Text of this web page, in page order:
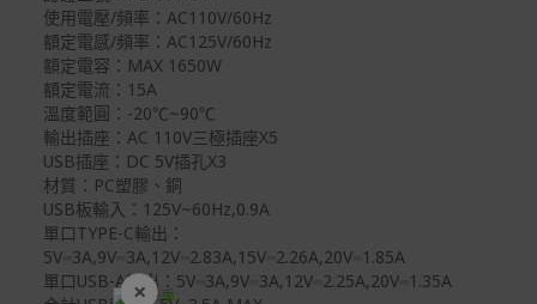
使用電壓/頻率：AC110V/60Hz
額定電感/頻率：AC125V/60Hz
額定電容：MAX 1650W
額定電流：15A
溫度範圓：-20℃~90℃
輸出插座：AC 110V三極插座X5
USB插座：DC 5V插孔X3
材質：PC塑膠、銅
USB板輸入：125V~60Hz,0.9A
單口TYPE-C輸出：
5V⎓3A,9V⎓3A,12V⎓2.83A,15V⎓2.26A,20V⎓1.85A
單口USB-A輸出：5V⎓3A,9V⎓3A,12V⎓2.25A,20V⎓1.35A
×